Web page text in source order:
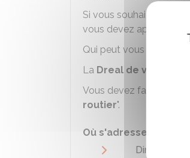
Si vous souhaitez
vous devez appliquer la
Qui peut vous aider ?
La Dreal de votre
Vous devez faire vos
routier".
Où s'adresser ?
Direction